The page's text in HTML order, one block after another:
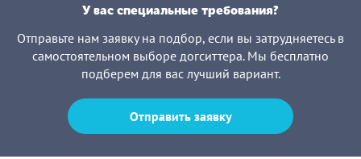
У вас специальные требования?
Отправьте нам заявку на подбор, если вы затрудняетесь в
самостоятельном выборе догситтера. Мы бесплатно
подберем для вас лучший вариант.
Отправить заявку